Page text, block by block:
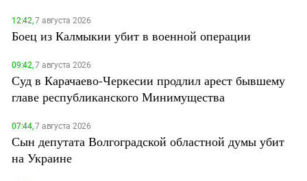
12:42,7 августа 2026
Боец из Калмыкии убит в военной операции
09:42,7 августа 2026
Суд в Карачаево-Черкесии продлил арест бывшему
главе республиканского Минимущества
07:44,7 августа 2026
Сын депутата Волгоградской областной думы убит
на Украине